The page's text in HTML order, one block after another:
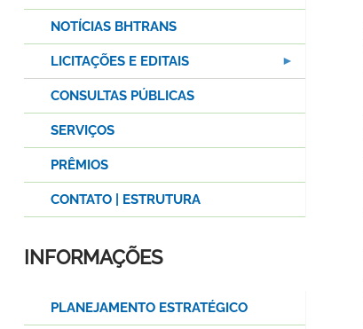
NOTÍCIAS BHTRANS
LICITAÇÕES E EDITAIS
CONSULTAS PÚBLICAS
SERVIÇOS
PRÊMIOS
CONTATO | ESTRUTURA
INFORMAÇÕES
PLANEJAMENTO ESTRATÉGICO